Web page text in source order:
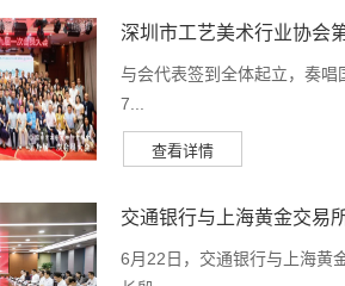
深圳市工艺美术行业协会
与会代表签到全体起立，奏
7...
交通银行与上海黄金交易
6月22日，交通银行与上海黄